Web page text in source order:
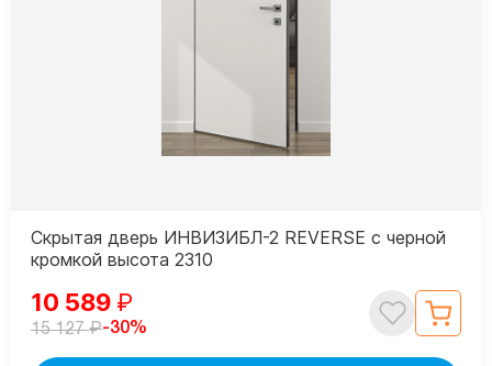
Скрытая дверь ИНВИЗИБЛ-2 REVERSE с черной
кромкой высота 2310
10 589 ₽
15 127₽-30%